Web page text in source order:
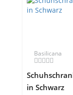
Basilicana
in Schwarz